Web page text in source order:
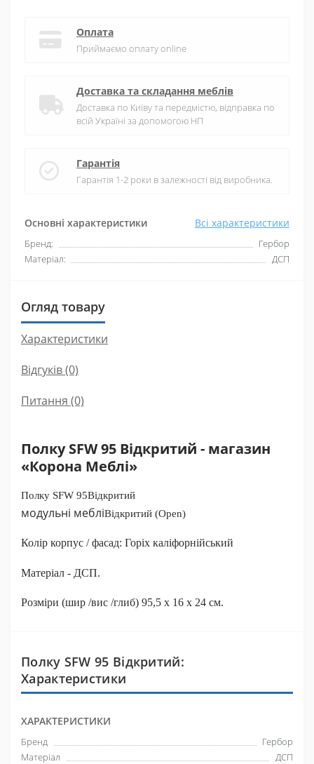
Основні характеристики Всі характеристики
Бренд:
Гербор
Матеріал:
ДСП
Оплата
Приймаємо оплату online
Доставка та складання меблів
Доставка по Київу та передмістю, відправка по
всій Україні за допомогою НП
Гарантія
Гарантія 1-2 роки в залежності від виробника.
Огляд товару
Характеристики
Відгуків (0)
Питання (0)
Полку SFW 95 Відкритий - магазин
«Корона Меблі»
Полку SFW 95Відкритий
модульні мебліВідкритий (Open)
Колір корпус / фасад: Горіх каліфорнійський
Матеріал - ДСП.
Розміри (шир /вис /глиб) 95,5 x 16 x 24 см.
Полку SFW 95 Відкритий:
Характеристики
ХАРАКТЕРИСТИКИ
Бренд
Гербор
Матеріал
ДСП